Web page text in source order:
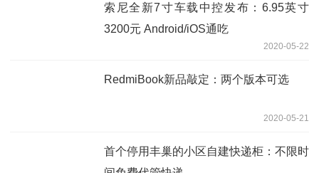
索尼全新7寸车载中控发布：6.95英寸
3200元 Android/iOS通吃
2020-05-22
RedmiBook新品敲定：两个版本可选
2020-05-21
首个停用丰巢的小区自建快递柜：不限时